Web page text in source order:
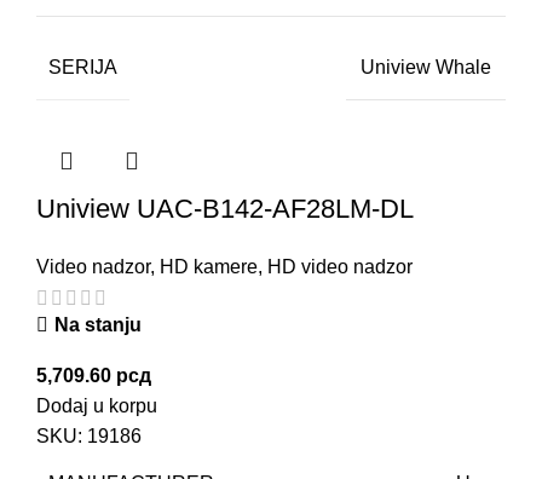
SERIJA Uniview Whale
Uniview UAC-B142-AF28LM-DL
Video nadzor, HD kamere, HD video nadzor
Na stanju
5,709.60 рсд
Dodaj u korpu
SKU: 19186